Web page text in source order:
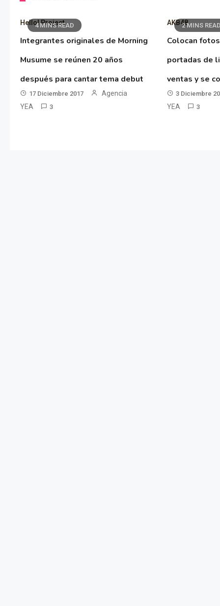
4 MINS READ
Hello! Project
Integrantes originales de Morning
Musume se reúnen 20 años
después para cantar tema debut
17 Diciembre 2017
Agencia
YEA
3
2 MINS READ
AKB48
Colocan
portadas de
ventas y se
3 Diciembre
YEA
3